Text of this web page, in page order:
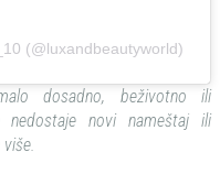
(@luxandbeautyworld)
dosadno, beživotno ili
novi nameštaj ili